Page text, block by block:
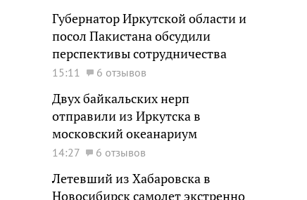
Губернатор Иркутской области и
посол Пакистана обсудили
перспективы сотрудничества
15:11 6 отзывов
Двух байкальских нерп
отправили из Иркутска в
московский океанариум
14:27 6 отзывов
Летевший из Хабаровска в
Новосибирск самолет экстренно